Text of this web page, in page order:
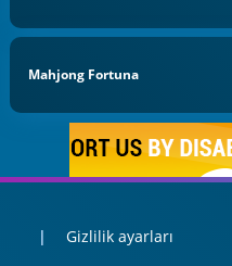
Mahjong Fortuna
Gizlilik ayarları